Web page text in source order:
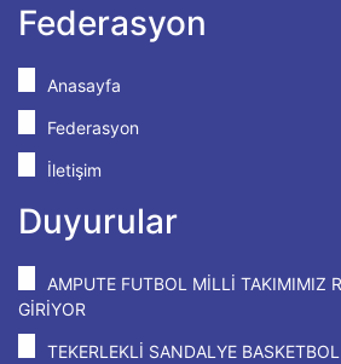
Federasyon
Anasayfa
Federasyon
İletişim
Duyurular
AMPUTE FUTBOL MİLLİ TAKIMIMIZ
GİRİYOR
TEKERLEKLİ SANDALYE